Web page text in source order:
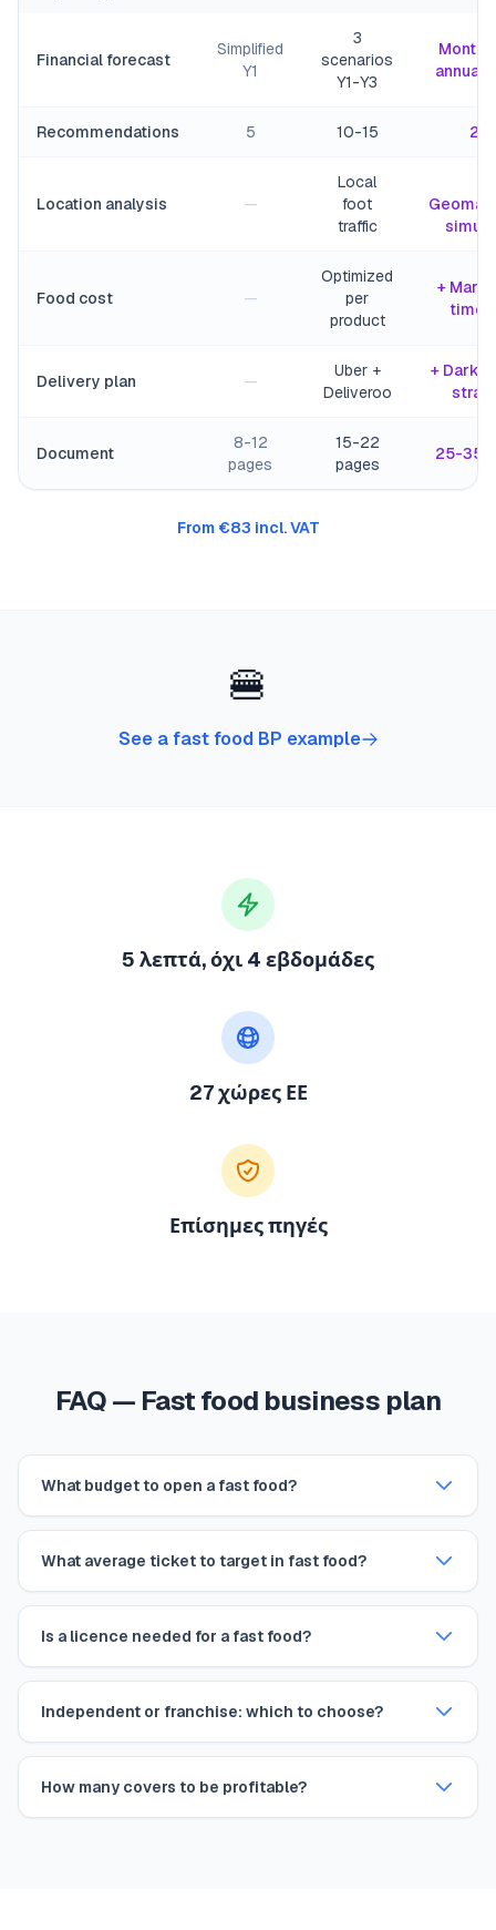
Financial forecast
Simplified
Y1
3
scenarios
Y1-Y3
annual
Recommendations 5 10-15
Location analysis —
Local
foot
traffic
Food cost —
Optimized
per
product
+
time
Delivery plan —
Uber +
Deliveroo
+ Dark
Document
8-12
pages
15-22
pages
25-35
From €83 incl. VAT
🍔
See a fast food BP example
5 λεπτά, όχι 4 εβδομάδες
27 χώρες ΕΕ
Επίσημες πηγές
FAQ — Fast food business plan
What budget to open a fast food?
What average ticket to target in fast food?
Is a licence needed for a fast food?
Independent or franchise: which to choose?
How many covers to be profitable?